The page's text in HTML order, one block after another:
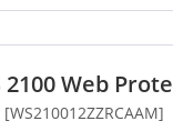
2100 Web